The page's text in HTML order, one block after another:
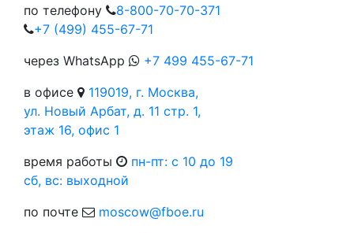
по телефону
8-800-70-70-371
+7 (499) 455-67-71
через WhatsApp
+7 499 455-67-71
в офисе
119019, г. Москва,
ул. Новый Арбат, д. 11 стр. 1,
этаж 16, офис 1
время работы
пн-пт: c 10 до 19
сб, вс: выходной
по почте
moscow@fboe.ru